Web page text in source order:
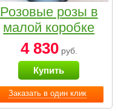
Заказать в один клик
Розовые розы в
малой коробке
4 830руб.
Купить